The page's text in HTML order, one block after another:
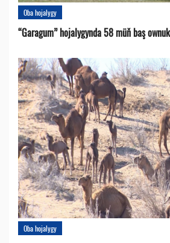
Oba hojalygy
“Garagum” hojalygynda 58 müň baş
Oba hojalygy